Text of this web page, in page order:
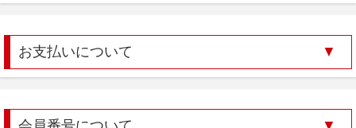
お支払いについて